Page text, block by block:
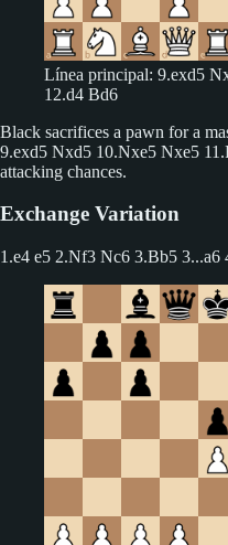
Línea principal: 9.exd5
12.d4 Bd6
Black sacrifices a pawn for a
9.exd5 Nxd5 10.Nxe5 Nxe5
attacking chances.
Exchange Variation
1.e4 e5 2.Nf3 Nc6 3.Bb5 3...a6